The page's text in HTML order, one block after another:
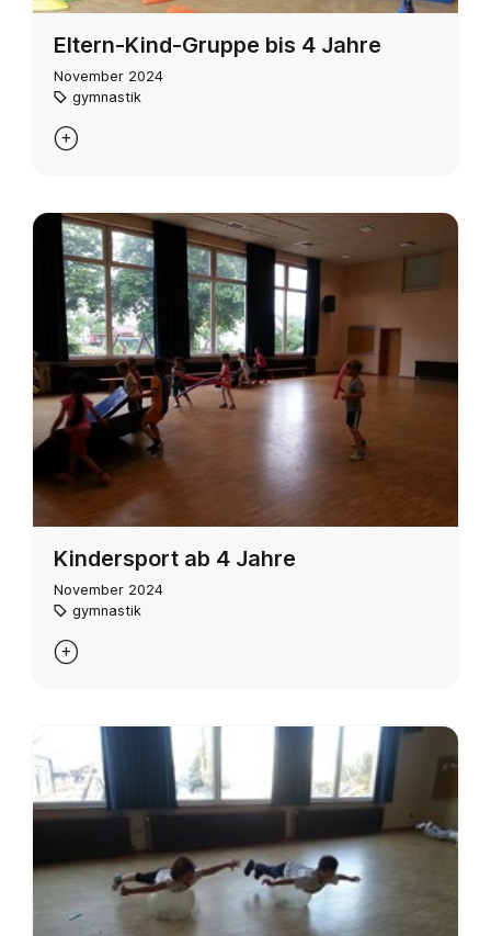
Eltern-Kind-Gruppe bis 4 Jahre
November 2024
gymnastik

Kindersport ab 4 Jahre
November 2024
gymnastik
